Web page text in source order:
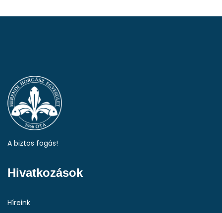
A biztos fogás!
Hivatkozások
Híreink